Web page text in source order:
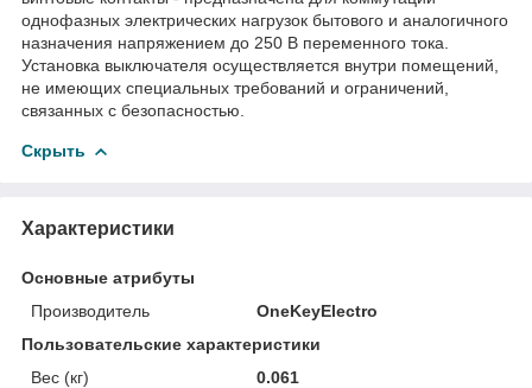
однофазных электрических нагрузок бытового и аналогичного
назначения напряжением до 250 В переменного тока.
Установка выключателя осуществляется внутри помещений,
не имеющих специальных требований и ограничений,
связанных с безопасностью.
Скрыть
Характеристики
Основные атрибуты
Производитель
OneKeyElectro
Пользовательские характеристики
Вес (кг)
0.061